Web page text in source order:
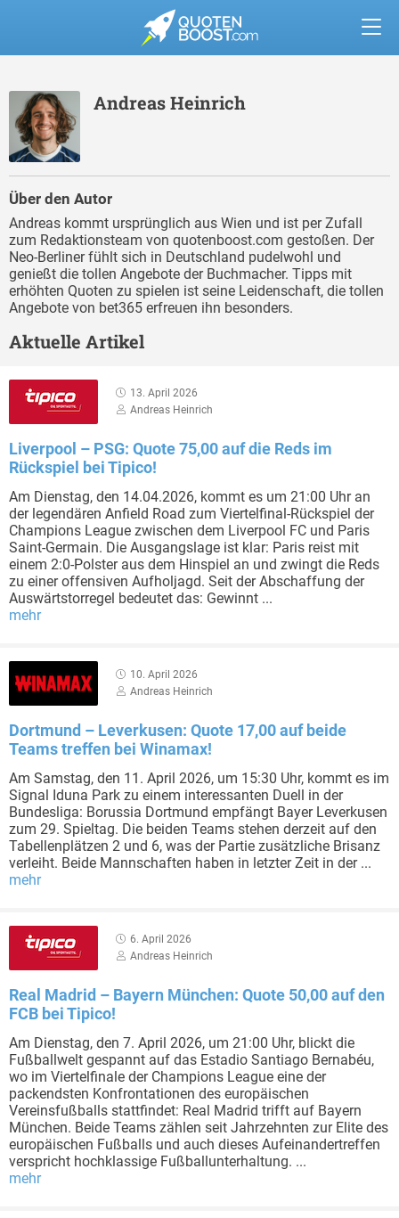
Andreas Heinrich
Über den Autor
Andreas kommt ursprünglich aus Wien und ist per Zufall
zum Redaktionsteam von quotenboost.com gestoßen. Der
Neo-Berliner fühlt sich in Deutschland pudelwohl und
genießt die tollen Angebote der Buchmacher. Tipps mit
erhöhten Quoten zu spielen ist seine Leidenschaft, die tollen
Angebote von bet365 erfreuen ihn besonders.
Aktuelle Artikel
13. April 2026
Andreas Heinrich
Liverpool – PSG: Quote 75,00 auf die Reds im
Rückspiel bei Tipico!
Am Dienstag, den 14.04.2026, kommt es um 21:00 Uhr an
der legendären Anfield Road zum Viertelfinal-Rückspiel der
Champions League zwischen dem Liverpool FC und Paris
Saint-Germain. Die Ausgangslage ist klar: Paris reist mit
einem 2:0-Polster aus dem Hinspiel an und zwingt die Reds
zu einer offensiven Aufholjagd. Seit der Abschaffung der
Auswärtstorregel bedeutet das: Gewinnt ...
mehr
10. April 2026
Andreas Heinrich
Dortmund – Leverkusen: Quote 17,00 auf beide
Teams treffen bei Winamax!
Am Samstag, den 11. April 2026, um 15:30 Uhr, kommt es im
Signal Iduna Park zu einem interessanten Duell in der
Bundesliga: Borussia Dortmund empfängt Bayer Leverkusen
zum 29. Spieltag. Die beiden Teams stehen derzeit auf den
Tabellenplätzen 2 und 6, was der Partie zusätzliche Brisanz
verleiht. Beide Mannschaften haben in letzter Zeit in der ...
mehr
6. April 2026
Andreas Heinrich
Real Madrid – Bayern München: Quote 50,00 auf den
FCB bei Tipico!
Am Dienstag, den 7. April 2026, um 21:00 Uhr, blickt die
Fußballwelt gespannt auf das Estadio Santiago Bernabéu,
wo im Viertelfinale der Champions League eine der
packendsten Konfrontationen des europäischen
Vereinsfußballs stattfindet: Real Madrid trifft auf Bayern
München. Beide Teams zählen seit Jahrzehnten zur Elite des
europäischen Fußballs und auch dieses Aufeinandertreffen
verspricht hochklassige Fußballunterhaltung. ...
mehr